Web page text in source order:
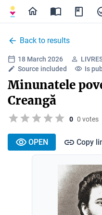
Back to results
18 March 2026
Source included
Is
Minunatele
Creangă
0 0 votes
OPEN Copy